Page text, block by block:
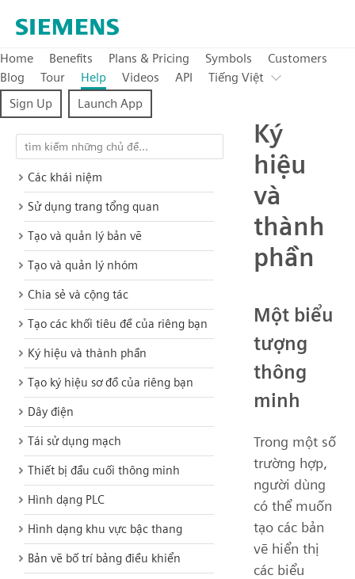
Home Benefits Plans & Pricing Symbols
Customers
Blog
Tour Help Videos API
Tiếng Việt
Sign Up
Launch App
Các khái niệm
Sử dụng trang tổng quan
Tạo và quản lý bản vẽ
Tạo và quản lý nhóm
Chia sẻ và cộng tác
Tạo các khối tiêu đề của riêng bạn
Ký hiệu và thành phần
Tạo ký hiệu sơ đồ của riêng bạn
Dây điện
Tái sử dụng mạch
Thiết bị đầu cuối thông minh
Hình dạng PLC
Hình dạng khu vực bậc thang
Bản vẽ bố trí bảng điều khiển
Ký
hiệu
và
thành
phần
Một biểu
tượng
thông
minh
Trong một số
trường hợp,
người dùng
có thể muốn
tạo các bản
vẽ hiển thị
các biểu